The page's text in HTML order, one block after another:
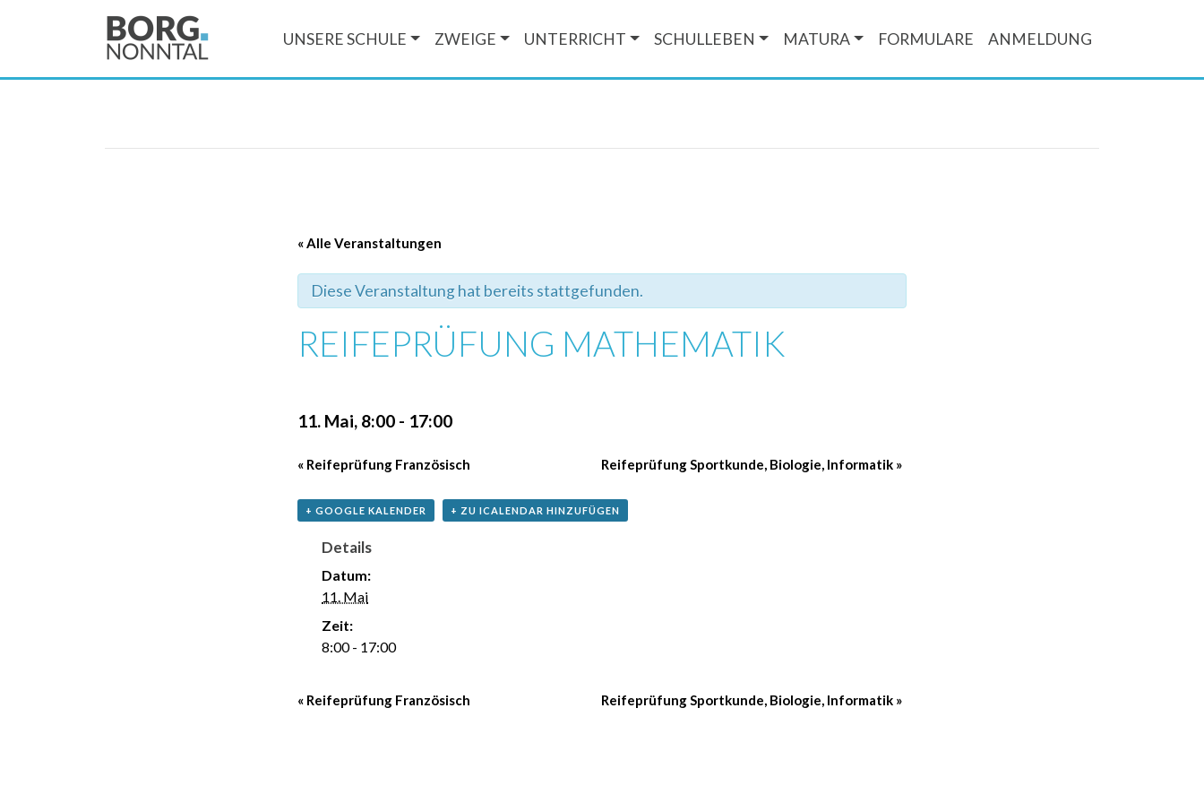
UNSERE SCHULE ZWEIGE UNTERRICHT SCHULLEBEN MATURA FORMULARE ANMELDUNG
« Alle Veranstaltungen
Diese Veranstaltung hat bereits stattgefunden.
REIFEPRÜFUNG MATHEMATIK
11. Mai, 8:00 - 17:00
« Reifeprüfung Französisch Reifeprüfung Sportkunde, Biologie, Informatik »
+ GOOGLE KALENDER + ZU ICALENDAR HINZUFÜGEN
Details
Datum:
11. Mai
Zeit:
8:00 - 17:00
« Reifeprüfung Französisch Reifeprüfung Sportkunde, Biologie, Informatik »